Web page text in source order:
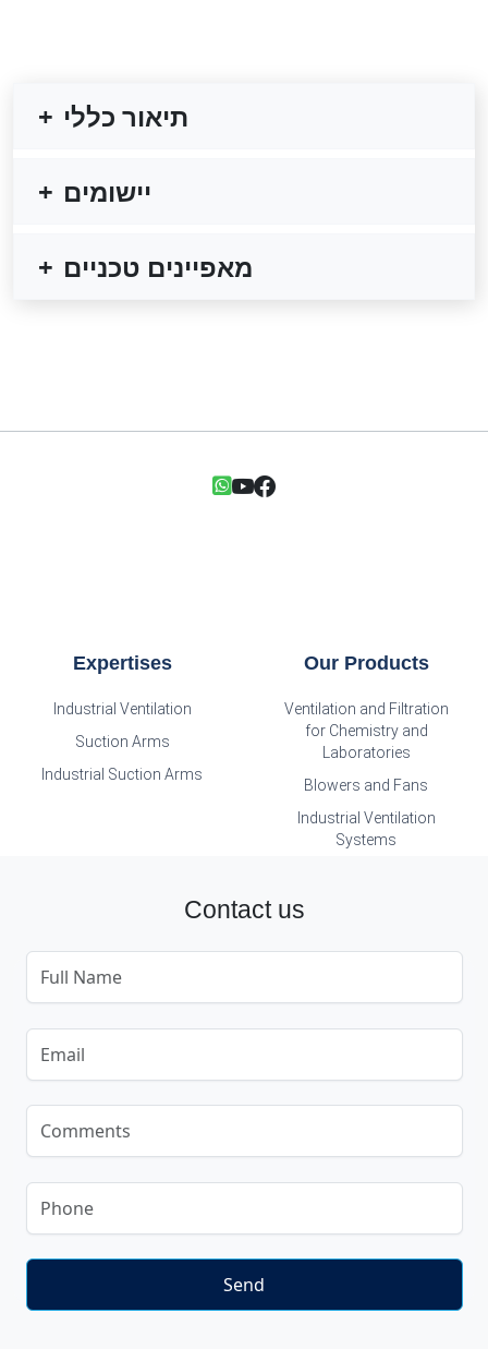
תיאור כללי
יישומים
מאפיינים טכניים
Expertises
Industrial Ventilation
Suction Arms
Industrial Suction Arms
Our Products
Ventilation and Filtration
for Chemistry and
Laboratories
Blowers and Fans
Industrial Ventilation
Systems
Contact us